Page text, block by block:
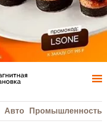
Авто Промышленность